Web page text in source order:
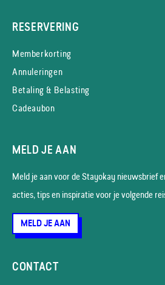
RESERVERING
Memberkorting
Annuleringen
Betaling & Belasting
Cadeaubon
MELD JE AAN
Meld je aan voor de Stayokay nieuws­brief
acties, tips en inspiratie voor je volgende
MELD JE AAN
CONTACT